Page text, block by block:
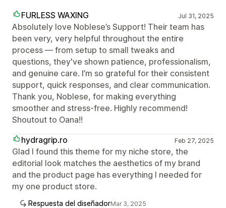
FURLESS WAXING Jul 31, 2025
Absolutely love Noblese’s Support! Their team has
been very, very helpful throughout the entire
process — from setup to small tweaks and
questions, they've shown patience, professionalism,
and genuine care. I’m so grateful for their consistent
support, quick responses, and clear communication.
Thank you, Noblese, for making everything
smoother and stress-free. Highly recommend!
Shoutout to Oana!!
hydragrip.ro
Feb 27, 2025
Glad I found this theme for my niche store, the
editorial look matches the aesthetics of my brand
and the product page has everything I needed for
my one product store.
Respuesta del diseñadorMar 3, 2025